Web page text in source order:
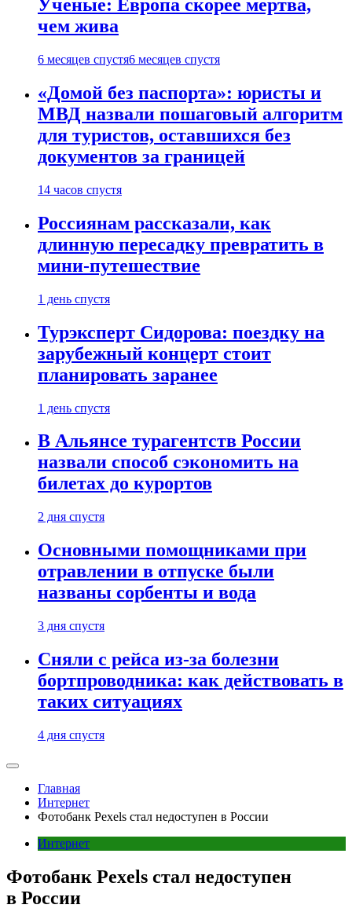
Ученые: Европа скорее мертва,
чем жива
6 месяцев спустя6 месяцев спустя
«Домой без паспорта»: юристы и
МВД назвали пошаговый алгоритм
для туристов, оставшихся без
документов за границей
14 часов спустя
Россиянам рассказали, как
длинную пересадку превратить в
мини-путешествие
1 день спустя
Турэксперт Сидорова: поездку на
зарубежный концерт стоит
планировать заранее
1 день спустя
В Альянсе турагентств России
назвали способ сэкономить на
билетах до курортов
2 дня спустя
Основными помощниками при
отравлении в отпуске были
названы сорбенты и вода
3 дня спустя
Сняли с рейса из-за болезни
бортпроводника: как действовать в
таких ситуациях
4 дня спустя
Главная
Интернет
Фотобанк Pexels стал недоступен в России
Интернет
Фотобанк Pexels стал недоступен
в России